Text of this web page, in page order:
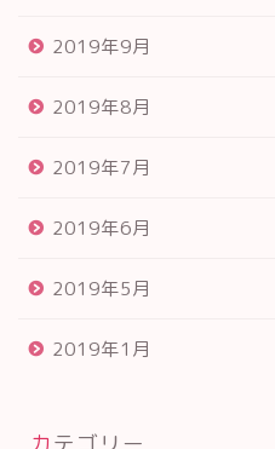
2019年9月
2019年8月
2019年7月
2019年6月
2019年5月
2019年1月
カテゴリー